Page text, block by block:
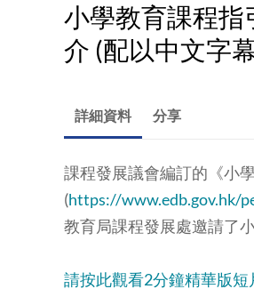
小學教育課程指
介 (配以中文字
詳細資料 分享
課程發展議會編訂的《小
(https://www.edb.gov.hk/
教育局課程發展處邀請了
請按此觀看2分鐘精華版短